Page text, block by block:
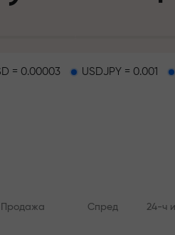
= 0.00003 USDJPY = 0.001
Продажа Спред 24-ч